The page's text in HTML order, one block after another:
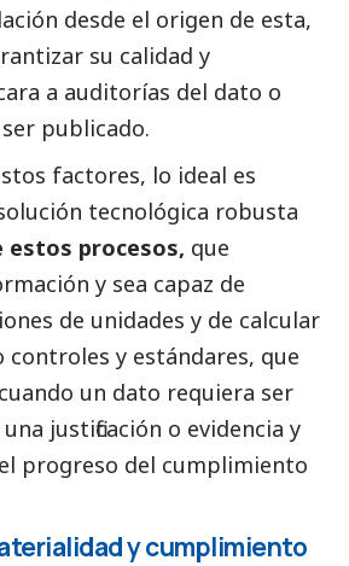
desde el origen de esta,
su calidad y
a auditorías del dato o
publicado.
factores, lo ideal es
tecnológica robusta
procesos, que
y sea capaz de
de unidades y de calcular
controles y estándares, que
un dato requiera ser
justificación o evidencia y
progreso del cumplimiento
y cumplimiento